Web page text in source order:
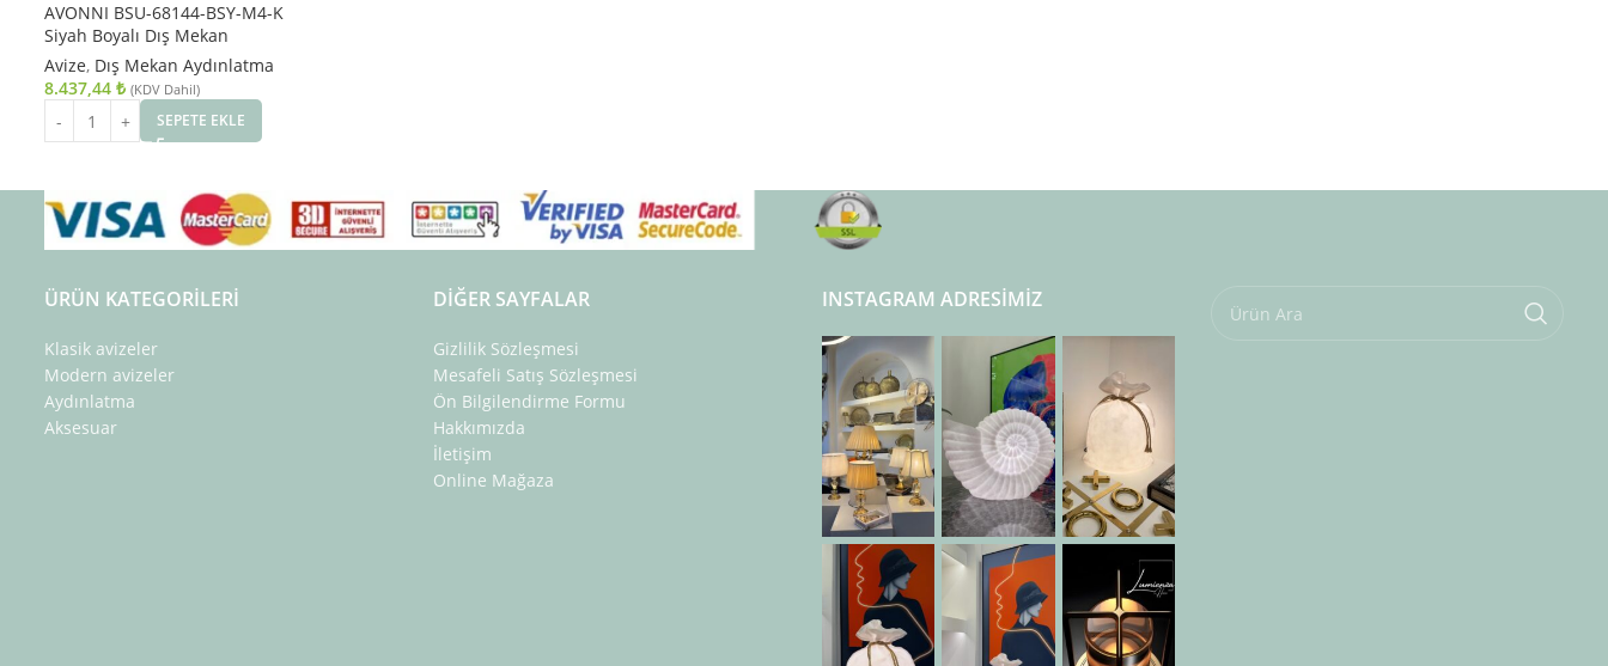
AVONNI BSU-68144-BSY-M4-K
Siyah Boyalı Dış Mekan
Aydınlatma E27 Aluminyum Akrilik
Cam 12cm
Avize, Dış Mekan Aydınlatma
8.437,44 ₺ (KDV Dahil)
SEPETE EKLE
ÜRÜN KATEGORILERI
Klasik avizeler
Modern avizeler
Aydınlatma
Aksesuar
DIĞER SAYFALAR
Gizlilik Sözleşmesi
Mesafeli Satış Sözleşmesi
Ön Bilgilendirme Formu
Hakkımızda
İletişim
Online Mağaza
INSTAGRAM ADRESIMIZ